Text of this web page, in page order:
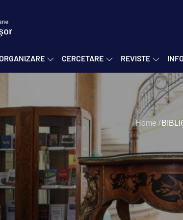
Socio-
CERCETARE REVISTE
Home